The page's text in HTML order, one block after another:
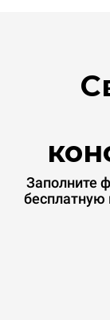
Заполните
бесплатную